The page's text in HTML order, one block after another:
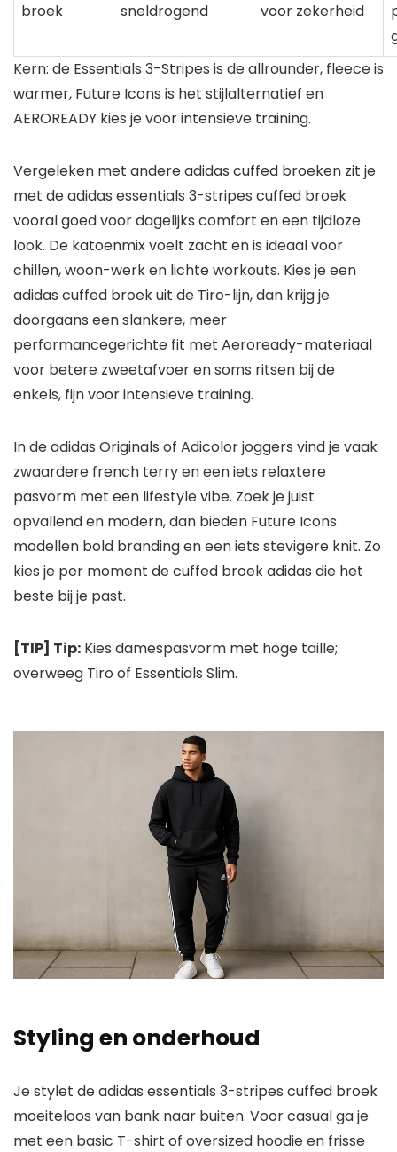
broek
sneldrogend
voor zekerheid
Kern: de Essentials 3-Stripes is de allrounder, fleece is
warmer, Future Icons is het stijlalternatief en
AEROREADY kies je voor intensieve training.
Vergeleken met andere adidas cuffed broeken zit je
met de adidas essentials 3-stripes cuffed broek
vooral goed voor dagelijks comfort en een tijdloze
look. De katoenmix voelt zacht en is ideaal voor
chillen, woon-werk en lichte workouts. Kies je een
adidas cuffed broek uit de Tiro-lijn, dan krijg je
doorgaans een slankere, meer
performancegerichte fit met Aeroready-materiaal
voor betere zweetafvoer en soms ritsen bij de
enkels, fijn voor intensieve training.
In de adidas Originals of Adicolor joggers vind je vaak
zwaardere french terry en een iets relaxtere
pasvorm met een lifestyle vibe. Zoek je juist
opvallend en modern, dan bieden Future Icons
modellen bold branding en een iets stevigere knit. Zo
kies je per moment de cuffed broek adidas die het
beste bij je past.
[TIP] Tip: Kies damespasvorm met hoge taille;
overweeg Tiro of Essentials Slim.
Styling en onderhoud
Je stylet de adidas essentials 3-stripes cuffed broek
moeiteloos van bank naar buiten. Voor casual ga je
met een basic T-shirt of oversized hoodie en frisse